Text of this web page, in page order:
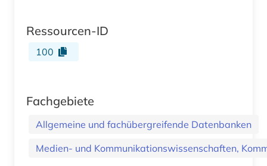
Ressourcen-ID
100
Fachgebiete
Allgemeine und fachübergreifende Datenbanken
Medien- und Kommunikationswissenschaften,